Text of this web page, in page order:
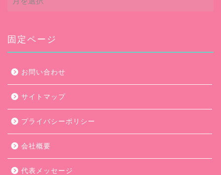
ー
ブ
固定ページ
お問い合わせ
サイトマップ
プライバシーポリシー
会社概要
代表メッセージ